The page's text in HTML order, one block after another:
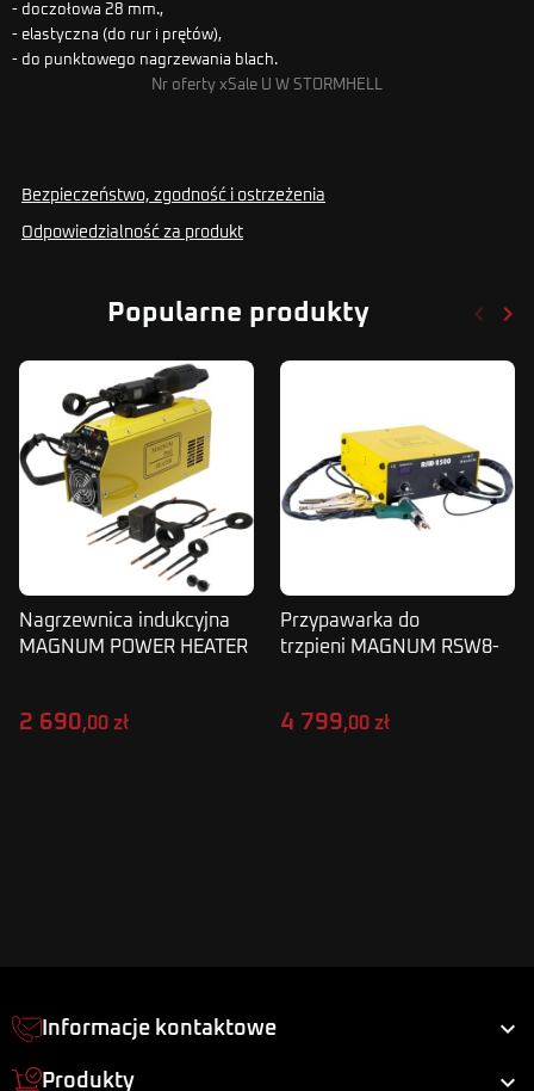
- doczołowa 28 mm.,
- elastyczna (do rur i prętów),
- do punktowego nagrzewania blach.
Nr oferty xSale U W STORMHELL
Bezpieczeństwo, zgodność i ostrzeżenia
Odpowiedzialność za produkt
Popularne produkty keyboard_arrow_left keyboard_arrow_right
Nagrzewnica indukcyjna
MAGNUM POWER HEATER
2 690,00 zł
Przypawarka do
trzpieni MAGNUM RSW8-
4 799,00 zł
Informacje kontaktowe 
Produkty 